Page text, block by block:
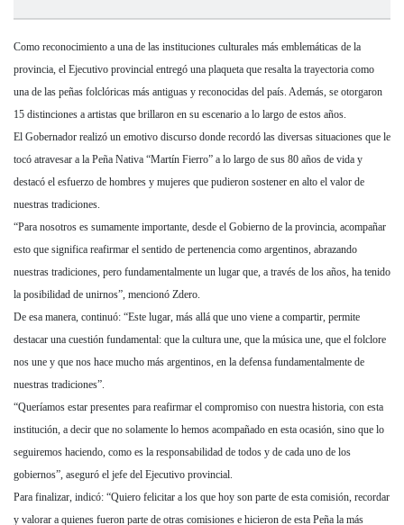
Como reconocimiento a una de las instituciones culturales más emblemáticas de la
provincia, el Ejecutivo provincial entregó una plaqueta que resalta la trayectoria como
una de las peñas folclóricas más antiguas y reconocidas del país. Además, se otorgaron
15 distinciones a artistas que brillaron en su escenario a lo largo de estos años.
El Gobernador realizó un emotivo discurso donde recordó las diversas situaciones que le
tocó atravesar a la Peña Nativa “Martín Fierro” a lo largo de sus 80 años de vida y
destacó el esfuerzo de hombres y mujeres que pudieron sostener en alto el valor de
nuestras tradiciones.
“Para nosotros es sumamente importante, desde el Gobierno de la provincia, acompañar
esto que significa reafirmar el sentido de pertenencia como argentinos, abrazando
nuestras tradiciones, pero fundamentalmente un lugar que, a través de los años, ha tenido
la posibilidad de unirnos”, mencionó Zdero.
De esa manera, continuó: “Este lugar, más allá que uno viene a compartir, permite
destacar una cuestión fundamental: que la cultura une, que la música une, que el folclore
nos une y que nos hace mucho más argentinos, en la defensa fundamentalmente de
nuestras tradiciones”.
“Queríamos estar presentes para reafirmar el compromiso con nuestra historia, con esta
institución, a decir que no solamente lo hemos acompañado en esta ocasión, sino que lo
seguiremos haciendo, como es la responsabilidad de todos y de cada uno de los
gobiernos”, aseguró el jefe del Ejecutivo provincial.
Para finalizar, indicó: “Quiero felicitar a los que hoy son parte de esta comisión, recordar
y valorar a quienes fueron parte de otras comisiones e hicieron de esta Peña la más